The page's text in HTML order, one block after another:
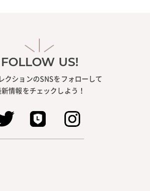
FOLLOW US!
クションのSNSをフォローして
情報をチェックしよう！